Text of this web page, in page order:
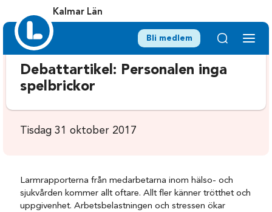
Kalmar Län
Bli medlem
Debattartikel: Personalen inga
spelbrickor
Tisdag 31 oktober 2017
Larmrapporterna från medarbetarna inom hälso- och
sjukvården kommer allt oftare. Allt fler känner trötthet och
uppgivenhet. Arbetsbelastningen och stressen ökar